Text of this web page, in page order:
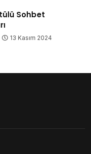
Sohbet
13 Kasım 2024